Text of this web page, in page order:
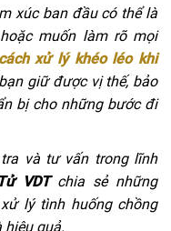
xúc ban đầu có thể là
muốn làm rõ mọi
cách xử lý khéo léo khi
giữ được vị thế, bảo
bị cho những bước đi
và tư vấn trong lĩnh
VDTchia sẻ những
lý tình huống chồng
quả.